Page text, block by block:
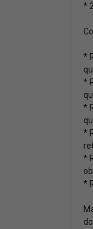
*
*
*
*
*
*
*